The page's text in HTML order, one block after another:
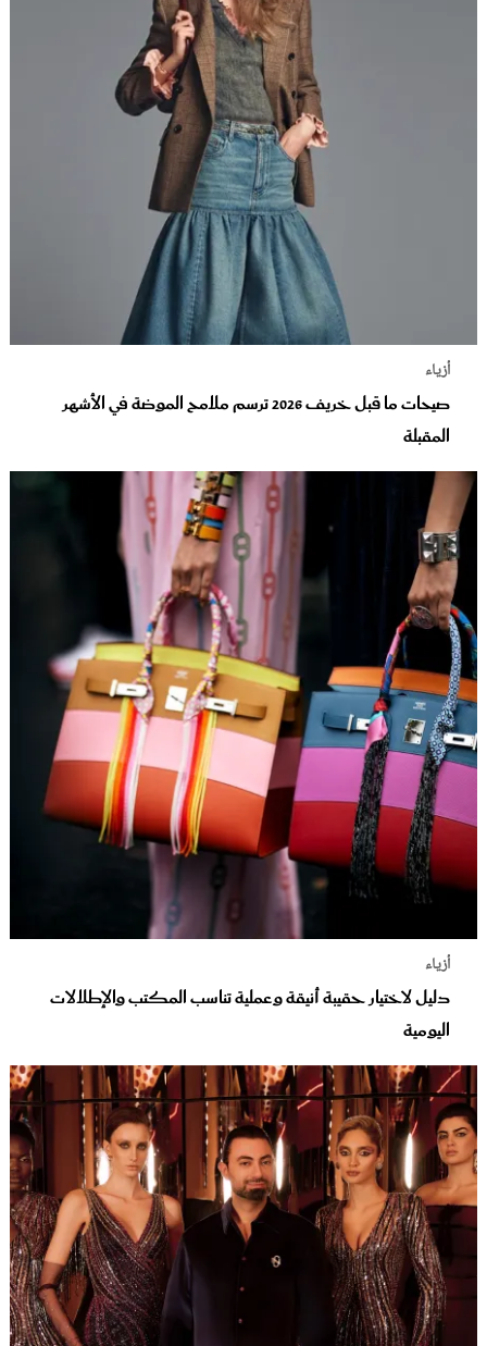
أزياء
صيحات ما قبل خريف 2026 ترسم ملامح الموضة في الأشهر
المقبلة
أزياء
دليل لاختيار حقيبة أنيقة وعملية تناسب المكتب والإطلالات
اليومية